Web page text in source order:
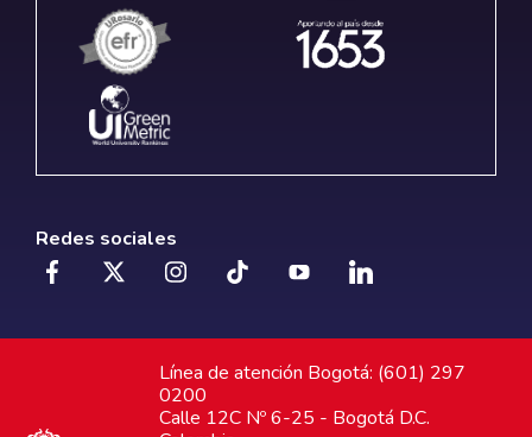
Redes sociales
Línea de atención Bogotá: (601) 297
0200
Calle 12C Nº 6-25 - Bogotá D.C.